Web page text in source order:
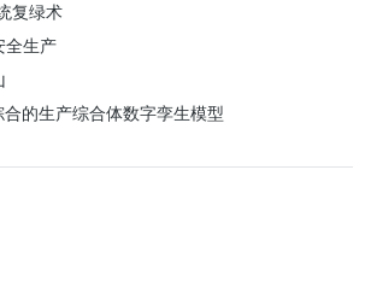
复绿术
全生产
的生产综合体数字孪生模型